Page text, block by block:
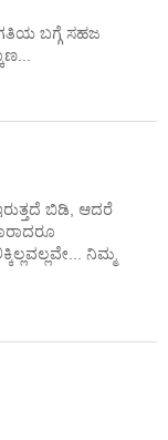
ಬಗ್ಗೆ ಸಹಜ
ಬಿಡಿ, ಆದರೆ
ನಿಮ್ಮ